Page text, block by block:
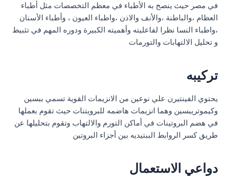
في مصر حيث ينصح به الأطباء في معظم التخصصات مثل أطباء
العظام ،والباطنة ،والأنف والاذن ،واطباء العيون ، وأطباء الأسنان
،واطباء النسا نظرا لفاعليته وأهميته الكبيرة ودوره المهم في تثبيط
و تحليل الالتهابات والتورمات
تركيبه
يحتوي الفينتيرن علي نوعين من الانزيمات القوية تسمي ببسين
وكيموتريبسين وهما انزيمات هاضمه للبرويتنات حيث تقوم بعملها
في هضم البروتينات في أماكن التورم والالتهاب وتقوم بتحليلها عن
طريق كسر الروابط الببتيديه بين أجزاء البروتين
دواعي الاستعمال